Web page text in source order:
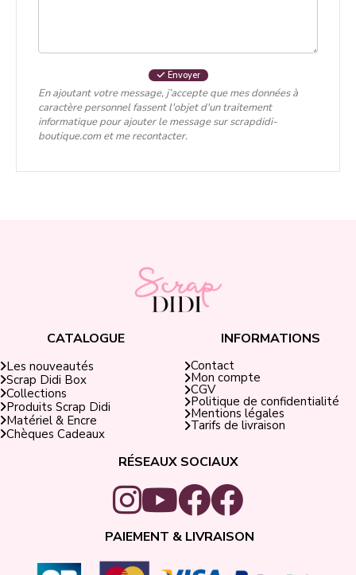
Envoyer
En ajoutant votre message, j’accepte que mes données à
caractère personnel fassent l'objet d'un traitement
informatique pour ajouter le message sur scrapdidi-
boutique.com et me recontacter.
CATALOGUE
Les nouveautés
Scrap Didi Box
Collections
Produits Scrap Didi
Matériel & Encre
Chèques Cadeaux
INFORMATIONS
Contact
Mon compte
CGV
Politique de confidentialité
Mentions légales
Tarifs de livraison
RÉSEAUX SOCIAUX
PAIEMENT & LIVRAISON